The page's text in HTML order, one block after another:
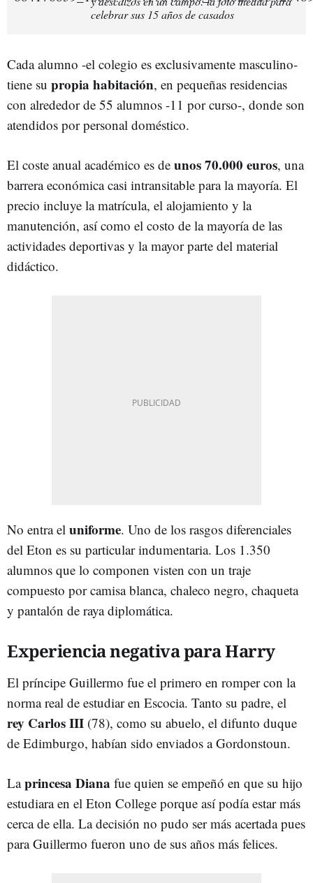
celebrar sus 15 años de casados
Cada alumno -el colegio es exclusivamente masculino-
tiene su propia habitación, en pequeñas residencias
con alrededor de 55 alumnos -11 por curso-, donde son
atendidos por personal doméstico.
El coste anual académico es de unos 70.000 euros, una
barrera económica casi intransitable para la mayoría. El
precio incluye la matrícula, el alojamiento y la
manutención, así como el costo de la mayoría de las
actividades deportivas y la mayor parte del material
didáctico.
No entra el uniforme. Uno de los rasgos diferenciales
del Eton es su particular indumentaria. Los 1.350
alumnos que lo componen visten con un traje
compuesto por camisa blanca, chaleco negro, chaqueta
y pantalón de raya diplomática.
Experiencia negativa para Harry
El príncipe Guillermo fue el primero en romper con la
norma real de estudiar en Escocia. Tanto su padre, el
rey Carlos III (78), como su abuelo, el difunto duque
de Edimburgo, habían sido enviados a Gordonstoun.
Laprincesa Diana fue quien se empeñó en que su hijo
estudiara en el Eton College porque así podía estar más
cerca de ella. La decisión no pudo ser más acertada pues
para Guillermo fueron uno de sus años más felices.